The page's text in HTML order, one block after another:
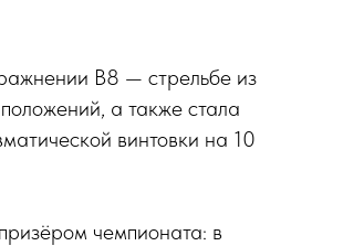
В8 — стрельбе из
а также стала
винтовки на 10
чемпионата: в